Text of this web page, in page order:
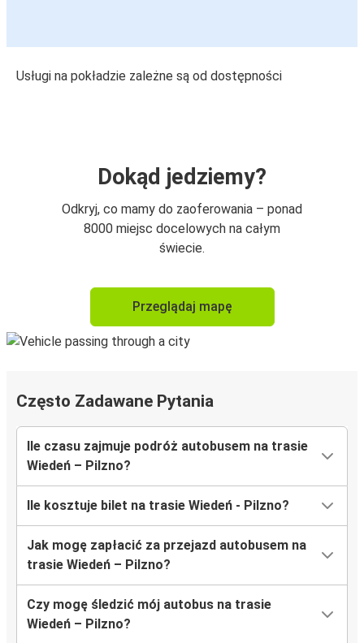
Usługi na pokładzie zależne są od dostępności
Dokąd jedziemy?
Odkryj, co mamy do zaoferowania – ponad
8000 miejsc docelowych na całym
świecie.
Przeglądaj mapę
Często Zadawane Pytania
Ile czasu zajmuje podróż autobusem na trasie
Wiedeń – Pilzno?
Ile kosztuje bilet na trasie Wiedeń - Pilzno?
Jak mogę zapłacić za przejazd autobusem na
trasie Wiedeń – Pilzno?
Czy mogę śledzić mój autobus na trasie
Wiedeń – Pilzno?